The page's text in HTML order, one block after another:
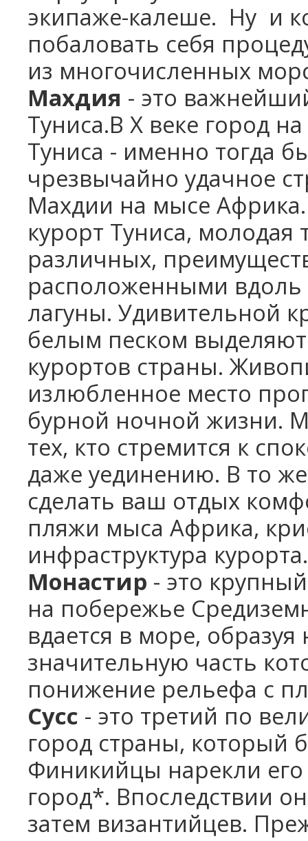
экипаже-калеше. Ну и
побаловать себя
из многочисленных
Махдия - это
Туниса.В X веке город
Туниса - именно тогда
чрезвычайно удачное
Махдии на мысе
курорт Туниса, молодая
различных,
расположенными
лагуны. Удивительной
белым песком
курортов страны.
излюбленное место
бурной ночной жизни.
тех, кто стремится к
даже уединению. В то
сделать ваш отдых
пляжи мыса Африка,
инфраструктура курорта.
Монастир - это
на побережье
вдается в море,
значительную часть
понижение рельефа с
Сусс - это третий по
город страны, который
Финикийцы нарекли
город*. Впоследствии
затем византийцев.